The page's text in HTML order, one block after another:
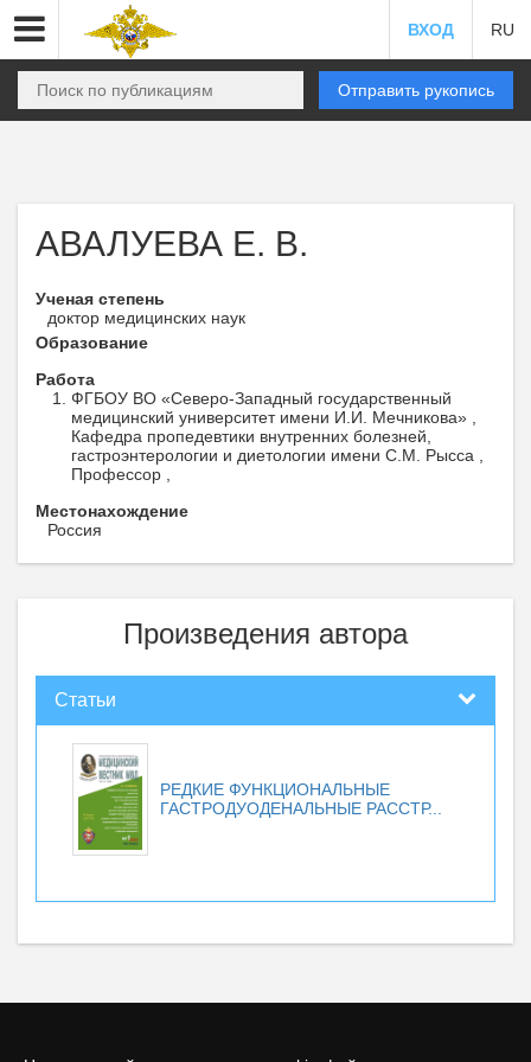
ВХОД RU
Отправить рукопись
АВАЛУЕВА Е. В.
Ученая степень
доктор медицинских наук
Образование
Работа
ФГБОУ ВО «Северо-Западный государственный
медицинский университет имени И.И. Мечникова» ,
Кафедра пропедевтики внутренних болезней,
гастроэнтерологии и диетологии имени С.М. Рысса ,
Профессор ,
Местонахождение
Россия
Произведения автора
Статьи
РЕДКИЕ ФУНКЦИОНАЛЬНЫЕ
ГАСТРОДУОДЕНАЛЬНЫЕ РАССТР...